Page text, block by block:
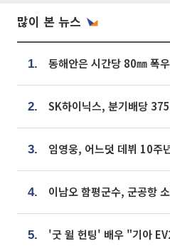
많이 본 뉴스
1.
2.
3.
4. 이남오 함평군수, 군공항
5.